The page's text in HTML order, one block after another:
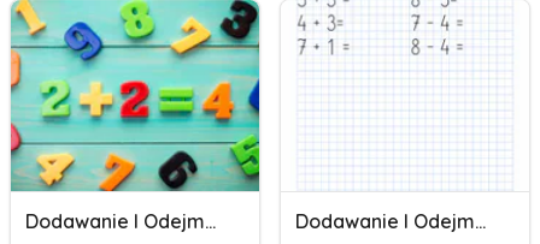
Dodawanie I Odejmowanie W Zakresie 100 Dodawanie I Odejmowanie